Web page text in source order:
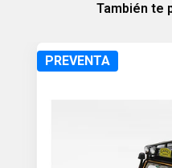
También te
PREVENTA